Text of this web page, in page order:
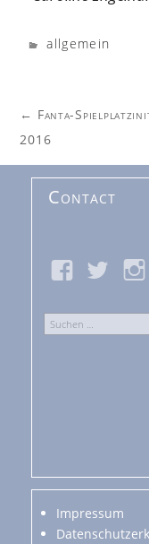
allgemein
Post
navigation
← Fanta-
2016
Contact
Suchen
Impressum